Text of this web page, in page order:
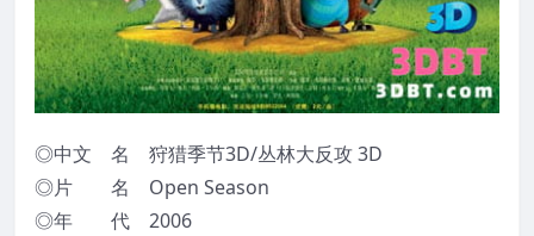
◎中文 名 狩猎季节3D/丛林大反攻 3D
◎片 名 Open Season
◎年 代 2006